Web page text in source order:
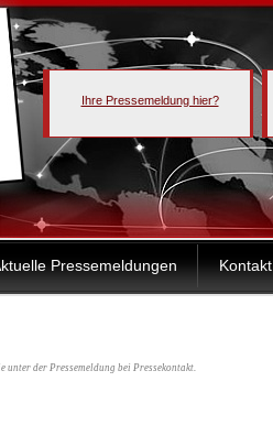
Ihre Pressemeldung hier?
Pressemeldungen Kontakt
unter der Pressemeldung bei Pressekontakt.